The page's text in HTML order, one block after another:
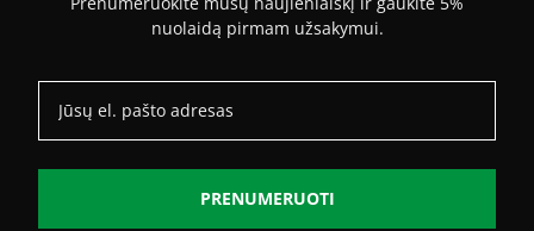
nuolaidą pirmam užsakymui.
PRENUMERUOTI